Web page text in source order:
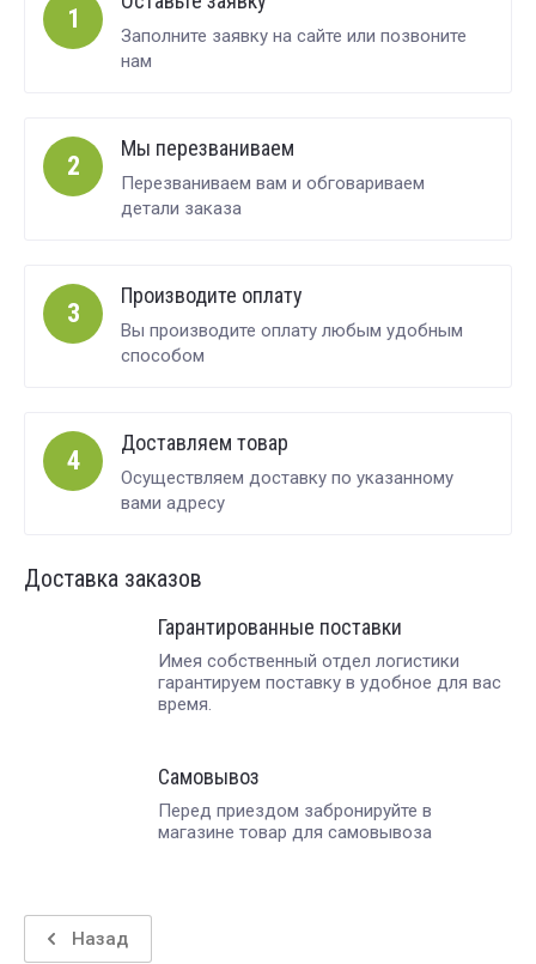
1
Заполните заявку на сайте или позвоните
нам
2
Мы перезваниваем
Перезваниваем вам и обговариваем
детали заказа
3
Производите оплату
Вы производите оплату любым удобным
способом
4
Доставляем товар
Осуществляем доставку по указанному
вами адресу
Доставка заказов
Гарантированные поставки
Имея собственный отдел логистики
гарантируем поставку в удобное для вас
время.
Самовывоз
Перед приездом забронируйте в
магазине товар для самовывоза
Назад